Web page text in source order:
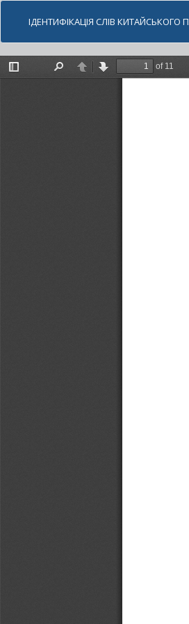
ІДЕНТИФІКАЦІЯ СЛІВ